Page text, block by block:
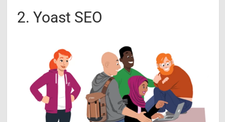
2. Yoast SEO